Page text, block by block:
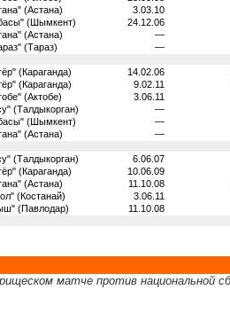
(Астана) 3.03.10
(Шымкент) 24.12.06
(Астана) —
(Тараз) —
(Караганда) 14.02.06
(Караганда) 9.02.11
(Актобе) 3.06.11
(Талдыкорган) —
(Шымкент) —
(Астана) —
(Талдыкорган) 6.06.07
(Караганда) 10.06.09
(Астана) 11.10.08
(Костанай) 3.06.11
(Павлодар) 11.10.08
матче против национальной